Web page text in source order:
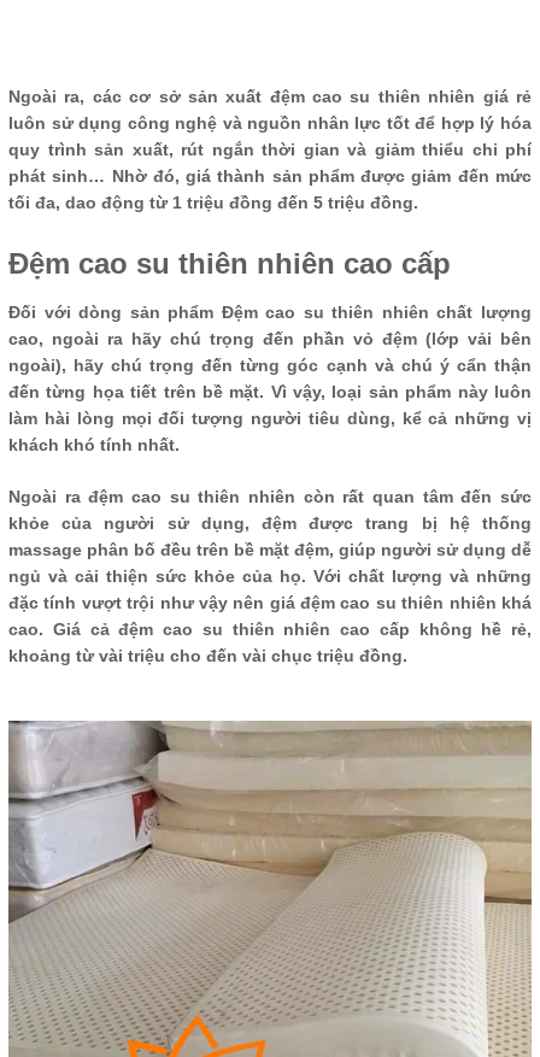
Ngoài ra, các cơ sở sản xuất đệm cao su thiên nhiên giá rẻ
luôn sử dụng công nghệ và nguồn nhân lực tốt để hợp lý hóa
quy trình sản xuất, rút ​​ngắn thời gian và giảm thiểu chi phí
phát sinh… Nhờ đó, giá thành sản phẩm được giảm đến mức
tối đa, dao động từ 1 triệu đồng đến 5 triệu đồng.
Đệm cao su thiên nhiên cao cấp
Đối với dòng sản phẩm Đệm cao su thiên nhiên chất lượng
cao, ngoài ra hãy chú trọng đến phần vỏ đệm (lớp vải bên
ngoài), hãy chú trọng đến từng góc cạnh và chú ý cẩn thận
đến từng họa tiết trên bề mặt. Vì vậy, loại sản phẩm này luôn
làm hài lòng mọi đối tượng người tiêu dùng, kể cả những vị
khách khó tính nhất.
Ngoài ra đệm cao su thiên nhiên còn rất quan tâm đến sức
khỏe của người sử dụng, đệm được trang bị hệ thống
massage phân bố đều trên bề mặt đệm, giúp người sử dụng dễ
ngủ và cải thiện sức khỏe của họ. Với chất lượng và những
đặc tính vượt trội như vậy nên giá đệm cao su thiên nhiên khá
cao. Giá cả đệm cao su thiên nhiên cao cấp không hề rẻ,
khoảng từ vài triệu cho đến vài chục triệu đồng.